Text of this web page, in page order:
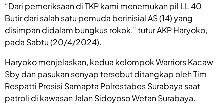
“Dari pemeriksaan di TKP kami menemukan pil LL 40
Butir dari salah satu pemuda berinisial AS (14) yang
disimpan didalam bungkus rokok,” tutur AKP Haryoko,
pada Sabtu (20/4/2024).
Haryoko menjelaskan, kedua kelompok Warriors Kacaw
Sby dan pasukan senyap tersebut ditangkap oleh Tim
Respatti Presisi Samapta Polrestabes Surabaya saat
patroli di kawasan Jalan Sidoyoso Wetan Surabaya.